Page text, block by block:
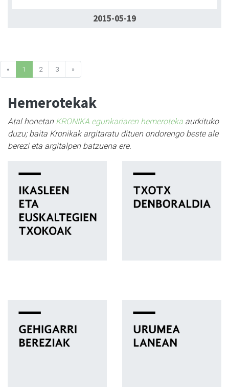
2015-05-19
« 1 2 3 »
Hemerotekak
Atal honetan KRONIKA egunkariaren hemeroteka aurkituko
duzu; baita Kronikak argitaratu dituen ondorengo beste ale
berezi eta argitalpen batzuena ere.